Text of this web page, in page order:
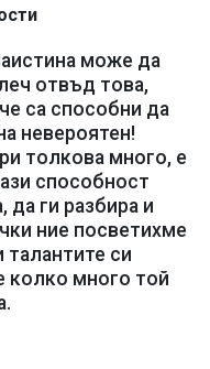
може да
отвъд това,
са способни да
невероятен!
толкова много, е
способност
да ги разбира и
ние посветихме
си
колко много той